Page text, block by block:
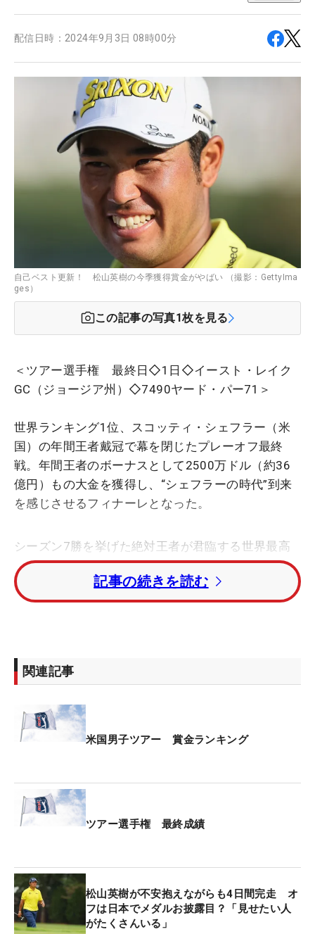
配信日時： 2024年9月3日 08時00分
自己ベスト更新！ 松山英樹の今季獲得賞金がやばい （撮影：GettyIma
ges）
この記事の写真1枚を見る
＜ツアー選手権 最終日◇1日◇イースト・レイク
GC（ジョージア州）◇7490ヤード・パー71＞
世界ランキング1位、スコッティ・シェフラー（米
国）の年間王者戴冠で幕を閉じたプレーオフ最終
戦。年間王者のボーナスとして2500万ドル（約36
億円）もの大金を獲得し、“シェフラーの時代”到来
を感じさせるフィナーレとなった。
シーズン7勝を挙げた絶対王者が君臨する世界最高
峰のツアー。そこで奮闘し、日本のファンを沸かせ
たのが松山英樹だ。シーズン2勝。最終戦でも9位に
入って“臨時収入”を得た32歳は、今季どれほどの賞
まずはシーズンの賞金。ランキングではシェフラ
ー、ザンダー・シャウフェレ（米国）に次ぐ3位に
ル。日本円にして16億5000万円超の大金を稼ぎ出
した。最終戦を除いて18試合に出場したから、1試
さらに、レギュラーシーズンのポイントランキング
トップ10に与えられるボーナス（コムキャスト・ビ
ジネス・ツアートップ10）240万ドル、最終戦9位
（約5億8900万円）を報酬として獲得した。賞金ラ
ンキングと合計すると、約22億4000万円。まさに
荒稼ぎとなった。
記事の続きを読む
関連記事
米国男子ツアー 賞金ランキング
ツアー選手権 最終成績
松山英樹が不安抱えながらも4日間完走 オ
フは日本でメダルお披露目？「見せたい人
がたくさんいる」